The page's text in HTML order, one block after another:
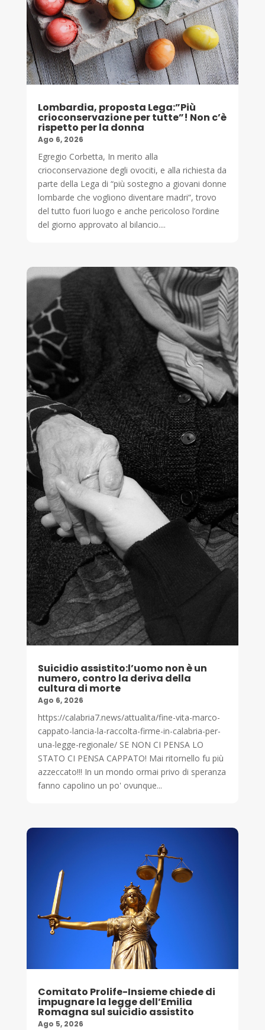
Lombardia, proposta Lega:”Più
crioconservazione per tutte”! Non c’è
rispetto per la donna
Ago 6, 2026
Egregio Corbetta, In merito alla
crioconservazione degli ovociti, e alla richiesta da
parte della Lega di “più sostegno a giovani donne
lombarde che vogliono diventare madri“, trovo
del tutto fuori luogo e anche pericoloso l’ordine
del giorno approvato al bilancio....
Suicidio assistito:l’uomo non è un
numero, contro la deriva della
cultura di morte
Ago 6, 2026
https://calabria7.news/attualita/fine-vita-marco-
cappato-lancia-la-raccolta-firme-in-calabria-per-
una-legge-regionale/ SE NON CI PENSA LO
STATO CI PENSA CAPPATO! Mai ritornello fu più
azzeccato!!! In un mondo ormai privo di speranza
fanno capolino un po' ovunque...
Comitato Prolife-Insieme chiede di
impugnare la legge dell’Emilia
Romagna sul suicidio assistito
Ago 5, 2026